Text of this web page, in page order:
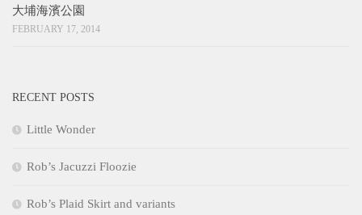
大埔海濱公園
FEBRUARY 17, 2014
RECENT POSTS
Little Wonder
Rob’s Jacuzzi Floozie
Rob’s Plaid Skirt and variants